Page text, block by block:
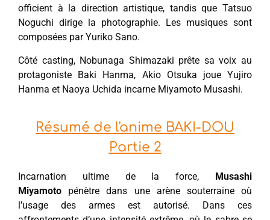
officient à la direction artistique, tandis que Tatsuo
Noguchi dirige la photographie. Les musiques sont
composées par Yuriko Sano.
Côté casting, Nobunaga Shimazaki prête sa voix au
protagoniste Baki Hanma, Akio Otsuka joue Yujiro
Hanma et Naoya Uchida incarne Miyamoto Musashi.
Résumé de l'anime BAKI-DOU
Partie 2
Incarnation ultime de la force, Musashi
Miyamoto pénètre dans une arène souterraine où
l’usage des armes est autorisé. Dans ces